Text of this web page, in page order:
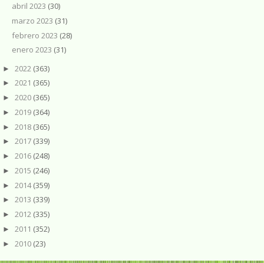
abril 2023 (30)
marzo 2023 (31)
febrero 2023 (28)
enero 2023 (31)
► 2022 (363)
► 2021 (365)
► 2020 (365)
► 2019 (364)
► 2018 (365)
► 2017 (339)
► 2016 (248)
► 2015 (246)
► 2014(359)
► 2013 (339)
► 2012 (335)
► 2011 (352)
► 2010 (23)